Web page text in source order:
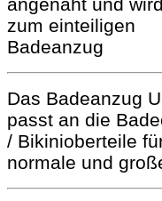
angenäht und wird
zum einteiligen
Badeanzug
Das Badeanzug
passt an die
/ Bikinioberteile
normale und